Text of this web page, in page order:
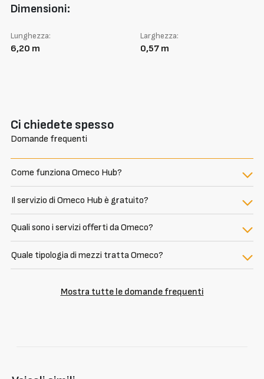
Dimensioni:
Lunghezza:
6,20 m
Larghezza:
0,57 m
Ci chiedete spesso
Domande frequenti
Come funziona Omeco Hub?
Il servizio di Omeco Hub è gratuito?
Quali sono i servizi offerti da Omeco?
Quale tipologia di mezzi tratta Omeco?
Mostra tutte le domande frequenti